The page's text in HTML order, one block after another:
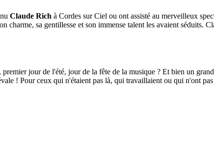
Claude Rich à Cordes sur Ciel ou ont assisté au merveilleux
charme, sa gentillesse et son immense talent les avaient séduits.
jour de l'été, jour de la fête de la musique ? Et bien un
! Pour ceux qui n'étaient pas là, qui travaillaient ou qui n'ont